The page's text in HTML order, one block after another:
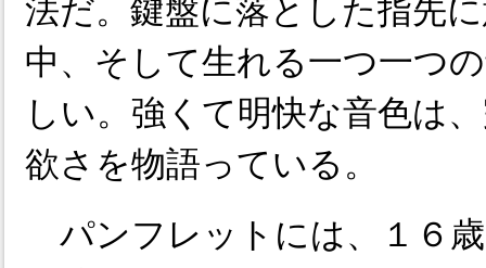
法だ。鍵盤に落とした指先
中、そして生れる一つ一つ
しい。強くて明快な音色は
欲さを物語っている。
パンフレットには、１６